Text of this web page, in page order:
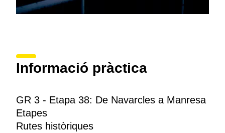
Informació pràctica
GR 3 - Etapa 38: De Navarcles a Manresa
Etapes
Rutes històriques